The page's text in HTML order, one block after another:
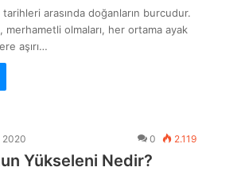
arasında doğanların burcudur.
merhametli olmaları, her ortama ayak
aşırı…
2020 0 2.119
Yükseleni Nedir?